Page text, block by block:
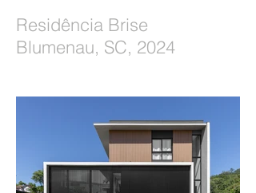
Residência Brise
Blumenau, SC, 2024